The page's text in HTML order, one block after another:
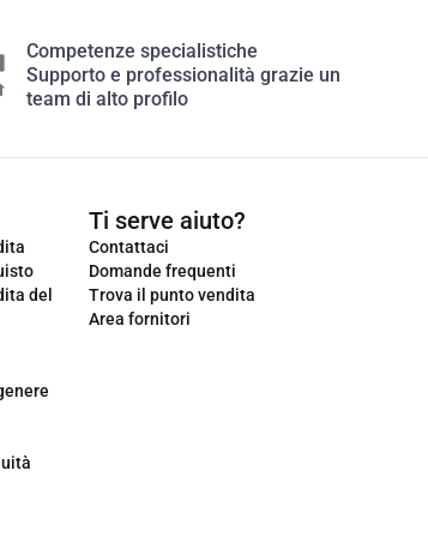
Competenze specialistiche
Supporto e professionalità grazie un
team di alto profilo
del
Ti serve aiuto?
Contattaci
Domande frequenti
Trova il punto vendita
Area fornitori